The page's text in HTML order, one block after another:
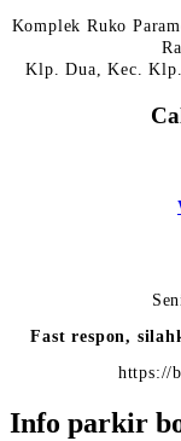
Komplek Ruko
Klp. Dua, Kec. Klp.
Fast respon,
https://
Info parkir